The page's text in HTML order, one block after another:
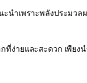
นำเพราะพลังประมวล
ที่ง่ายและสะดวก เพียง